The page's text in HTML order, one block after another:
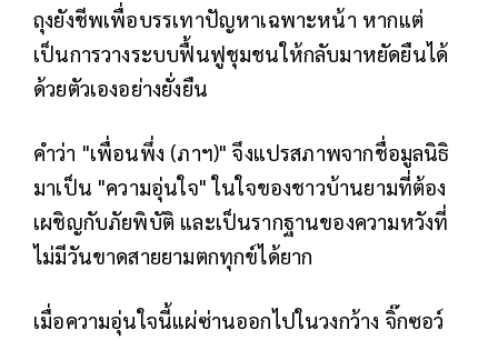
ถุงยังชีพเพื่อบรรเทาปัญหาเฉพาะหน้า หากแต่
เป็นการวางระบบฟื้นฟูชุมชนให้กลับมาหยัดยืนได้
ด้วยตัวเองอย่างยั่งยืน
คำว่า "เพื่อนพึ่ง (ภาฯ)" จึงแปรสภาพจากชื่อมูลนิธิ
มาเป็น "ความอุ่นใจ" ในใจของชาวบ้านยามที่ต้อง
เผชิญกับภัยพิบัติ และเป็นรากฐานของความหวังที่
ไม่มีวันขาดสายยามตกทุกข์ได้ยาก
เมื่อความอุ่นใจนี้แผ่ซ่านออกไปในวงกว้าง จิ๊กซอว์